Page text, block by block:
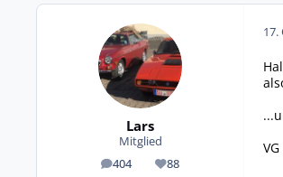
Lars
Mitglied
404
Beiträge 88
Reputation
17.